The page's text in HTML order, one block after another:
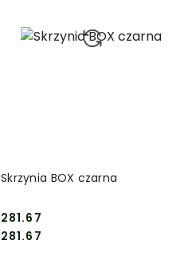
Skrzynia BOX czarna
Cena:
281.67
Cena:
281.67